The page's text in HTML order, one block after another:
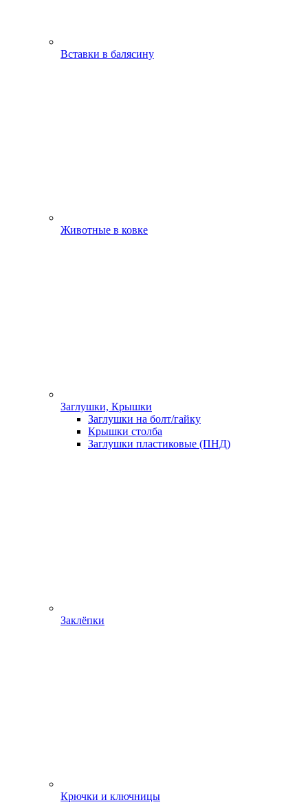
Вставки в балясину
Животные в ковке
Заглушки, Крышки
Заглушки на болт/гайку
Крышки столба
Заглушки пластиковые (ПНД)
Заклёпки
Крючки и ключницы